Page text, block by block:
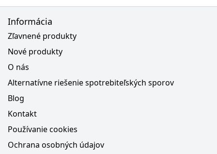
Informácia
Zľavnené produkty
Nové produkty
O nás
Alternatívne riešenie spotrebiteľských sporov
Blog
Kontakt
Používanie cookies
Ochrana osobných údajov